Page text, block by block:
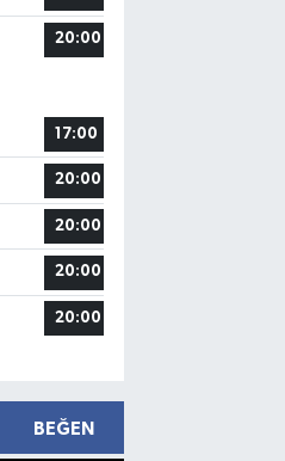
20:00
17:00
20:00
20:00
20:00
20:00
BEĞEN